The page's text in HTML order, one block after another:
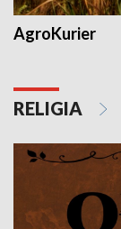
AgroKurier
RELIGIA